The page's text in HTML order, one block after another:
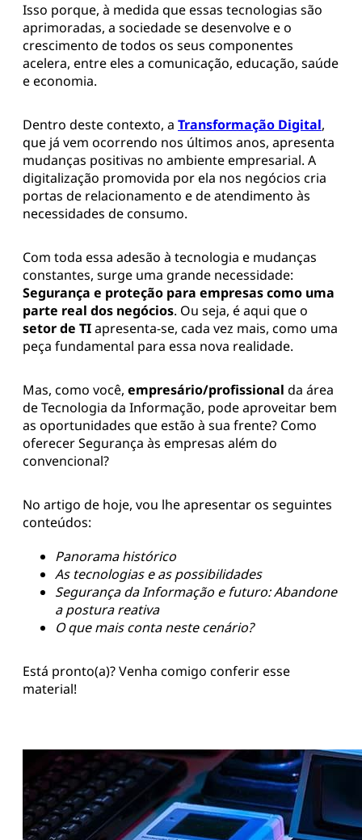
Isso porque, à medida que essas tecnologias são
aprimoradas, a sociedade se desenvolve e o
crescimento de todos os seus componentes
acelera, entre eles a comunicação, educação, saúde
e economia.
Dentro deste contexto, a Transformação Digital,
que já vem ocorrendo nos últimos anos, apresenta
mudanças positivas no ambiente empresarial. A
digitalização promovida por ela nos negócios cria
portas de relacionamento e de atendimento às
necessidades de consumo.
Com toda essa adesão à tecnologia e mudanças
constantes, surge uma grande necessidade:
Segurança e proteção para empresas como uma
parte real dos negócios. Ou seja, é aqui que o
setor de TIapresenta-se, cada vez mais, como uma
peça fundamental para essa nova realidade.
Mas, como você, empresário/profissional da área
de Tecnologia da Informação, pode aproveitar bem
as oportunidades que estão à sua frente? Como
oferecer Segurança às empresas além do
convencional?
No artigo de hoje, vou lhe apresentar os seguintes
conteúdos:
Panorama histórico
As tecnologias e as possibilidades
Segurança da Informação e futuro: Abandone
a postura reativa
O que mais conta neste cenário?
Está pronto(a)? Venha comigo conferir esse
material!